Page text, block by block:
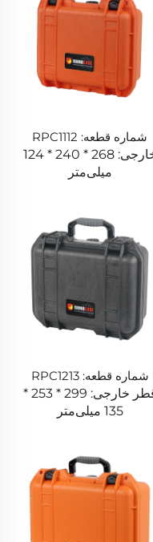
شماره قطعه: RPC1112
خارجی: 268 * 240 * 124
میلی‌متر
شماره قطعه: RPC1213
قطر خارجی: 299 * 253 *
135 میلی‌متر